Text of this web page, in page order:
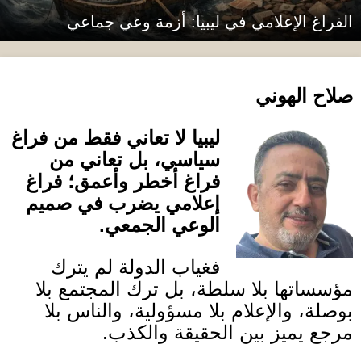
الفراغ الإعلامي في ليبيا: أزمة وعي جماعي
صلاح الهوني
ليبيا لا تعاني فقط من فراغ
سياسي، بل تعاني من
فراغ أخطر وأعمق؛ فراغ
إعلامي يضرب في صميم
الوعي الجمعي.
فغياب الدولة لم يترك
مؤسساتها بلا سلطة، بل ترك المجتمع بلا
بوصلة، والإعلام بلا مسؤولية، والناس بلا
مرجع يميز بين الحقيقة والكذب.